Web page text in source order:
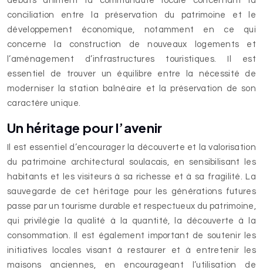
conciliation entre la préservation du patrimoine et le
développement économique, notamment en ce qui
concerne la construction de nouveaux logements et
l’aménagement d’infrastructures touristiques. Il est
essentiel de trouver un équilibre entre la nécessité de
moderniser la station balnéaire et la préservation de son
caractère unique.
Un héritage pour l’avenir
Il est essentiel d’encourager la découverte et la valorisation
du patrimoine architectural soulacais, en sensibilisant les
habitants et les visiteurs à sa richesse et à sa fragilité. La
sauvegarde de cet héritage pour les générations futures
passe par un tourisme durable et respectueux du patrimoine,
qui privilégie la qualité à la quantité, la découverte à la
consommation. Il est également important de soutenir les
initiatives locales visant à restaurer et à entretenir les
maisons anciennes, en encourageant l’utilisation de